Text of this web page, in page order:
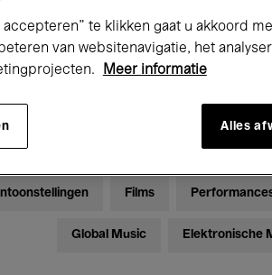
Films
Global Music Elektronische
accepteren” te klikken gaat u akkoord
van websitenavigatie, het
Meer informatie
Alles